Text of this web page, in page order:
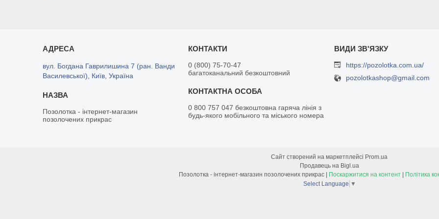
вул. Богдана Гаврилишина 7 (ран. Ванди
Василевської), Київ, Україна
Позолотка - інтернет-магазин
позолочених прикрас
0 (800) 75-70-47
багатоканальний безкоштовний
0 800 757 047 безкоштовна гаряча лінія з
будь-якого мобільного та міського номера
https://pozolotka.com.ua/
pozolotkashop@gmail.com
Сайт створений на маркетплейсі Prom.ua
Продавець на Bigl.ua
Поскаржитися на контент
Політика
Select Language ▼